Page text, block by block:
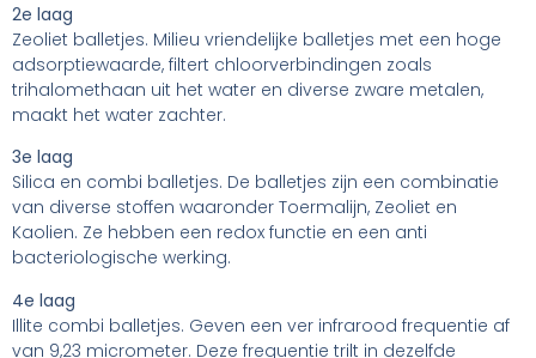
2e laag
Zeoliet balletjes. Milieu vriendelijke balletjes met een hoge
adsorptiewaarde, filtert chloorverbindingen zoals
trihalomethaan uit het water en diverse zware metalen,
maakt het water zachter.
3e laag
Silica en combi balletjes. De balletjes zijn een combinatie
van diverse stoffen waaronder Toermalijn, Zeoliet en
Kaolien. Ze hebben een redox functie en een anti
bacteriologische werking.
4e laag
Illite combi balletjes. Geven een ver infrarood frequentie af
van 9,23 micrometer. Deze frequentie trilt in dezelfde